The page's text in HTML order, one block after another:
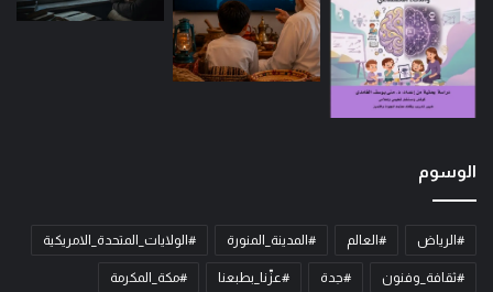
الوسوم
#الرياض #العالم #المدينة_المنورة #الولايات_المتحدة_الامريكية
#ثقافة_وفنون #جدة #عزّنا_بطبعنا #مكة_المكرمة